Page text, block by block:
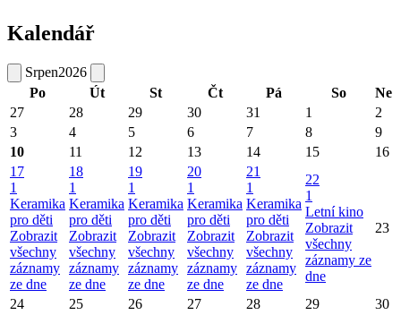
Kalendář
Srpen2026
Po
Út St Čt Pá So
Ne
27
28 29 30 31 1
2
3
4 5 6 7 8
9
10
11 12 13 14 15
16
17
1
Keramika
pro děti
Zobrazit
všechny
záznamy
ze dne
18
1
Keramika
pro děti
Zobrazit
všechny
záznamy
ze dne
19
1
Keramika
pro děti
Zobrazit
všechny
záznamy
ze dne
20
1
Keramika
pro děti
Zobrazit
všechny
záznamy
ze dne
21
1
Keramika
pro děti
Zobrazit
všechny
záznamy
ze dne
22
1
Letní kino
Zobrazit
všechny
záznamy ze
dne
23
24 25 26 27 28 29 30